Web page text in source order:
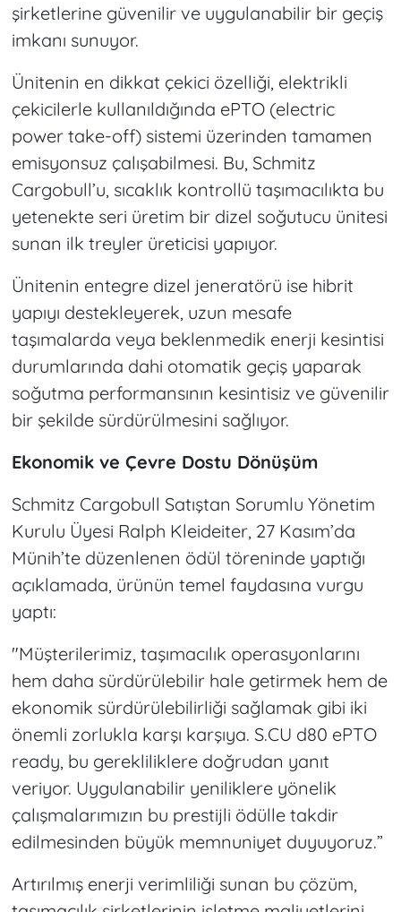
şirketlerine güvenilir ve uygulanabilir bir geçiş
imkanı sunuyor.
Ünitenin en dikkat çekici özelliği, elektrikli
çekicilerle kullanıldığında ePTO (electric
power take-off) sistemi üzerinden tamamen
emisyonsuz çalışabilmesi. Bu, Schmitz
Cargobull’u, sıcaklık kontrollü taşımacılıkta bu
yetenekte seri üretim bir dizel soğutucu ünitesi
sunan ilk treyler üreticisi yapıyor.
Ünitenin entegre dizel jeneratörü ise hibrit
yapıyı destekleyerek, uzun mesafe
taşımalarda veya beklenmedik enerji kesintisi
durumlarında dahi otomatik geçiş yaparak
soğutma performansının kesintisiz ve güvenilir
bir şekilde sürdürülmesini sağlıyor.
Ekonomik ve Çevre Dostu Dönüşüm
Schmitz Cargobull Satıştan Sorumlu Yönetim
Kurulu Üyesi Ralph Kleideiter, 27 Kasım’da
Münih’te düzenlenen ödül töreninde yaptığı
açıklamada, ürünün temel faydasına vurgu
yaptı:
"Müşterilerimiz, taşımacılık operasyonlarını
hem daha sürdürülebilir hale getirmek hem de
ekonomik sürdürülebilirliği sağlamak gibi iki
önemli zorlukla karşı karşıya. S.CU d80 ePTO
ready, bu gerekliliklere doğrudan yanıt
veriyor. Uygulanabilir yeniliklere yönelik
çalışmalarımızın bu prestijli ödülle takdir
edilmesinden büyük memnuniyet duyuyoruz.”
Artırılmış enerji verimliliği sunan bu çözüm,